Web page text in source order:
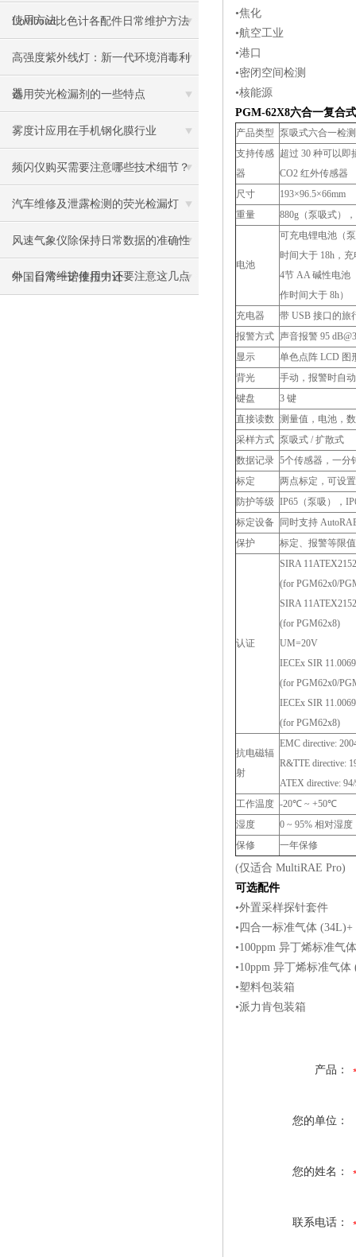
使用方法
Lovibond比色计各配件日常维护方法
高强度紫外线灯：新一代环境消毒利
器
选用荧光检漏剂的一些特点
雾度计应用在手机钢化膜行业
频闪仪购买需要注意哪些技术细节？
汽车维修及泄露检测的荧光检漏灯
风速气象仪除保持日常数据的准确性
外，日常维护使用中还要注意这几点
中国台湾一诺推拉力计
•焦化
•航空工业
•港口
•密闭空间检测
•核能源
PGM-62X8六合一复合
产品类型 泵吸式六合一检
支持传感
器
超过 30 种可以即
CO2 红外传感器
尺寸
193×96.5×66mm
重量
880g（泵吸式）
电池
可充电锂电池（
时间大于 18h，
4节 AA 碱性电池
作时间大于 8h）
充电器
带 USB 接口的旅
报警方式 声音报警 95
显示
单色点阵 LCD 图
背光
手动，报警时自动
键盘
3 键
直接读数 测量值，电池，
采样方式 泵吸式 / 扩散式
数据记录 5个传感器，一分
标定
两点标定，可设
防护等级 IP65（泵吸），
标定设备
同时支持
保护
标定、报警等限
认证
SIRA
(for PGM62x0/
SIRA
(for PGM62x8)
UM=20V
IECEx SIR
(for PGM62x0/
IECEx SIR
(for PGM62x8)
抗电磁辐
射
EMC directive:
R&TTE directive:
ATEX directive:
工作温度 -20℃ ~ +50℃
湿度
0 ~ 95% 相对湿
保修
一年保修
(仅适合 MultiRAE Pro)
可选配件
•外置采样探针套件
•四合一标准气体 (34L)+
•100ppm 异丁烯标准气
•10ppm 异丁烯标准气
•塑料包装箱
•派力肯包装箱
产品：
您的单位：
您的姓名：
联系电话：